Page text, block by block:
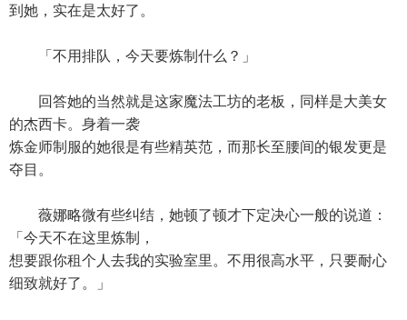
到她，实在是太好了。
「不用排队，今天要炼制什么？」
回答她的当然就是这家魔法工坊的老板，同样是大美女
的杰西卡。身着一袭
炼金师制服的她很是有些精英范，而那长至腰间的银发更是
夺目。
薇娜略微有些纠结，她顿了顿才下定决心一般的说道：
「今天不在这里炼制，
想要跟你租个人去我的实验室里。不用很高水平，只要耐心
细致就好了。」